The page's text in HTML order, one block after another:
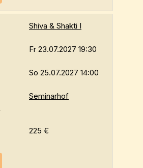
Shiva & Shakti I
Fr 23.07.2027 19:30
So 25.07.2027 14:00
Seminarhof
225 €